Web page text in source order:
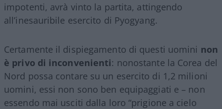
impotenti, avrà vinto la partita, attingendo
all’inesauribile esercito di Pyogyang.
Certamente il dispiegamento di questi uomini non
è privo di inconvenienti: nonostante la Corea del
Nord possa contare su un esercito di 1,2 milioni
uomini, essi non sono ben equipaggiati e – non
essendo mai usciti dalla loro “prigione a cielo